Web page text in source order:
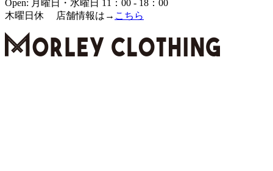
Open: 月曜日・水曜日 11：00 - 18：00
木曜日休 店舗情報は→ こちら